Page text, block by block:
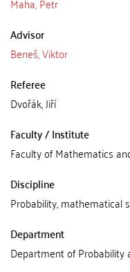
Advisor
Beneš, Viktor
Referee
Dvořák, Jiří
Faculty / Institute
Faculty of Mathematics
Discipline
Probability, mathematical
Department
Department of